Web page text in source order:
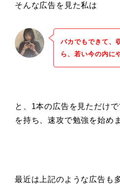
そんな広告を見た私は
バカでもできて、
ら、若い今の内に
と、1本の広告を見ただけ
を持ち、速攻で勉強を始め
最近は上記のような広告も